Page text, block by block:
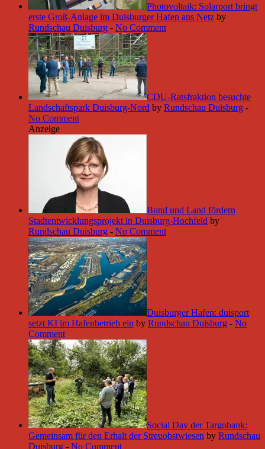
Photovoltaik: Solarport bringt
erste Groß-Anlage im Duisburger Hafen ans Netz by
Rundschau Duisburg - No Comment
CDU-Ratsfraktion besuchte
Landschaftspark Duisburg-Nord by Rundschau Duisburg -
No Comment
Anzeige
Bund und Land fördern
Stadtentwicklungsprojekt in Duisburg-Hochfeld by
Rundschau Duisburg - No Comment
Duisburger Hafen: duisport
setzt KI im Hafenbetrieb ein by Rundschau Duisburg - No
Comment
Social Day der Targobank:
Gemeinsam für den Erhalt der Streuobstwiesen by Rundschau
Duisburg - No Comment